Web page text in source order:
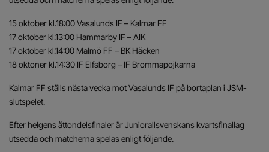
15 oktober kl.18:00 Vasalunds IF – Kalmar FF
17 oktober kl.13:00 Hammarby IF – AIK
17 oktober kl.14:00 Malmö FF – BK Häcken
18 oktoner kl.14:30 IF Elfsborg – IF Brommapojkarna
Kalmar FF ställs nästa vecka mot Vasalunds IF på bortaplan i JSM-
slutspelet.
Efter helgens åttondelsfinaler är Juniorallsvenskans kvartsfinallag
utsedda och matcherna spelas enligt följande.